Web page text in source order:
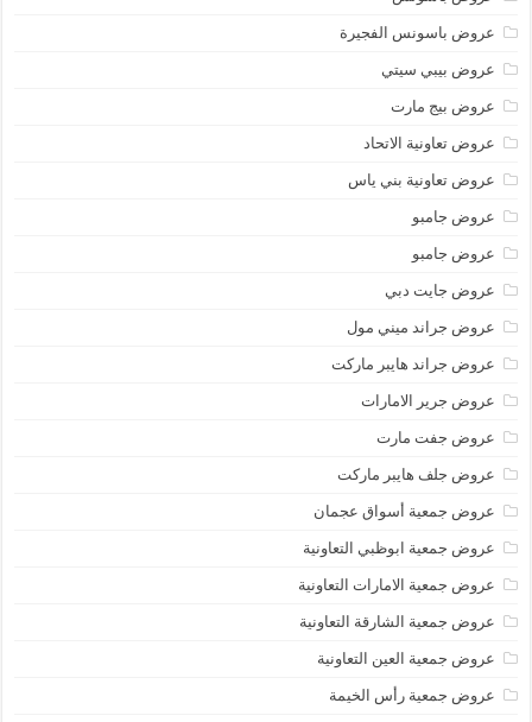
عروض باسونس الفجيرة
عروض بيبي سيتي
عروض بيج مارت
عروض تعاونية الاتحاد
عروض تعاونية بني ياس
عروض جامبو
عروض جامبو
عروض جايت دبي
عروض جراند ميني مول
عروض جراند هايبر ماركت
عروض جرير الامارات
عروض جفت مارت
عروض جلف هايبر ماركت
عروض جمعية أسواق عجمان
عروض جمعية ابوظبي التعاونية
عروض جمعية الامارات التعاونية
عروض جمعية الشارقة التعاونية
عروض جمعية العين التعاونية
عروض جمعية رأس الخيمة